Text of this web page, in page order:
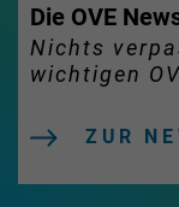
Die OVE
Nichts
wichtigen
ZUR